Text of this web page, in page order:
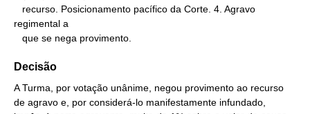
regimental a
   que se nega provimento.
Decisão
A Turma, por votação unânime, negou provimento ao recurso
de agravo e, por considerá-lo manifestamente infundado,